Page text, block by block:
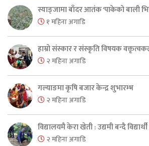
स्याङ्जामा बाँदर आतंक ‘पाकेको बाली
१ महिना अगाडि
हाम्रो संस्कार र संस्कृति विषयक
२ महिना अगाडि
गल्याङमा कृषि बजार केन्द्र शुभारम्भ
२ महिना अगाडि
विद्यालयमै केरा खेती : उद्यमी बन्दै विद्यार्थी
२ महिना अगाडि